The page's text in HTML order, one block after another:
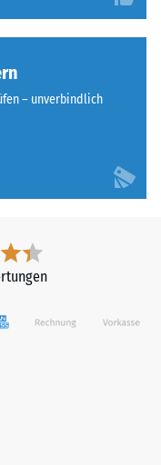
– unverbindlich